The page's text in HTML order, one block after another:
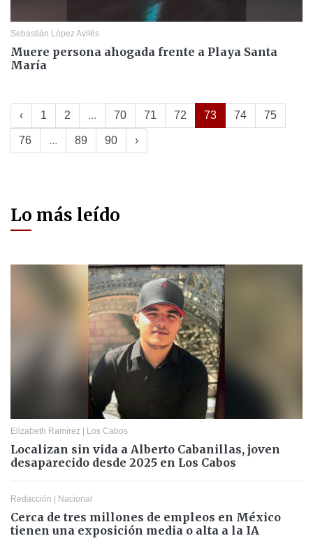
Sebastián López Avilés
Muere persona ahogada frente a Playa Santa
María
‹ 1 2 ... 70 71 72 73 74 75
76 ... 89 90 ›
Lo más leído
Elizabeth Ramírez Los Cabos
Localizan sin vida a Alberto Cabanillas, joven
desaparecido desde 2025 en Los Cabos
Redacción Nacional
Cerca de tres millones de empleos en México
tienen una exposición media o alta a la IA